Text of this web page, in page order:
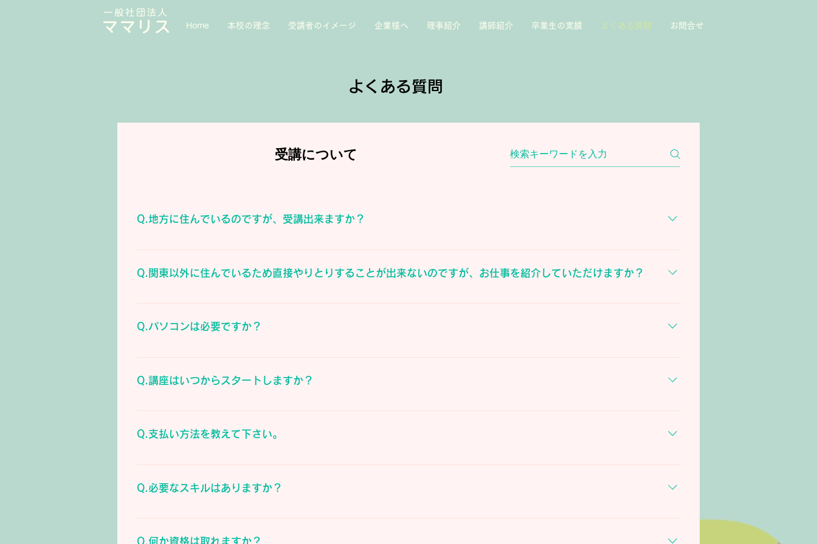
Home 本校の理念 受講者のイメージ 企業様へ 理事紹介 講師紹介 卒業生の実績 よくある質問 お問合せ
ママリス
一般社団法人
よくある質問
受講について
Q.地方に住んでいるのですが、受講出来ますか？
オンラインでZOOMでご参加ください。ZOOMの使い方は簡単です。スマホ、タブレット、PCでもOKです。 ※Zoomの名称
Q.関東以外に住んでいるため直接やりとりすることが出来ないのですが、お仕事を紹介していただけますか？
ご紹介出来るお仕事はさまざまですが、パソコンさえあれば自宅で出来るお仕事もありますのでご安心ください。
Q.パソコンは必要ですか？
パソコンは必須ではありませんが、あった方が仕事紹介の幅は広がります。
Q.講座はいつからスタートしますか？
スタート時期は申し込み次第順次開始します。
Q.支払い方法を教えて下さい。
お支払い方法は、現金でのお振込かクレジットカード払いをお願いいたします。回数は一括でお願いしております。
Q.必要なスキルはありますか？
特にありません。人と気持ちよくコミュニケーションを取ろうとする気持ちがある方々と一緒にお仕事をしたいと考えてい
Q.何か資格は取れますか？